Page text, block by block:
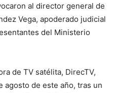
al director general de
Vega, apoderado judicial
del Ministerio
de TV satélita, DirecTV,
agosto de este año, tras un